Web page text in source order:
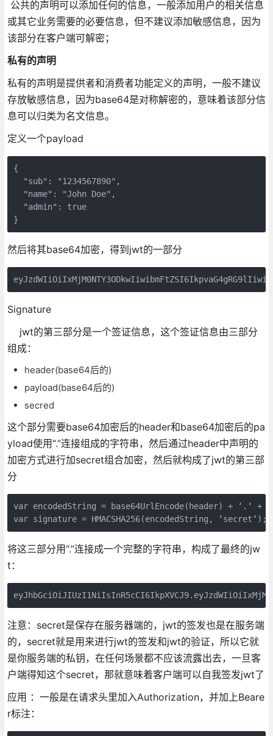
公共的声明可以添加任何的信息，一般添加用户的相关信息
或其它业务需要的必要信息，但不建议添加敏感信息，因为
该部分在客户端可解密；
私有的声明
私有的声明是提供者和消费者功能定义的声明，一般不建议
存放敏感信息，因为base64是对称解密的，意味着该部分信
息可以归类为名文信息。
定义一个payload
{
  "sub": "1234567890",
  "name": "John Doe",
  "admin": true
}
然后将其base64加密，得到jwt的一部分
Signature
jwt的第三部分是一个签证信息，这个签证信息由三部分
组成：
header(base64后的)
payload(base64后的)
secred
这个部分需要base64加密后的header和base64加密后的pa
yload使用“.”连接组成的字符串，然后通过header中声明的
加密方式进行加secret组合加密，然后就构成了jwt的第三部
分
var encodedString = base64UrlEncode(header) + ‘.‘ +
var signature = HMACSHA256(encodedString, ‘secret‘); //
将这三部分用“.”连接成一个完整的字符串，构成了最终的jw
t：
注意：secret是保存在服务器端的，jwt的签发也是在服务端
的，secret就是用来进行jwt的签发和jwt的验证，所以它就
是你服务端的私钥，在任何场景都不应该流露出去，一旦客
户端得知这个secret，那就意味着客户端可以自我签发jwt了
应用 ：一般是在请求头里加入Authorization，并加上Beare
r标注：